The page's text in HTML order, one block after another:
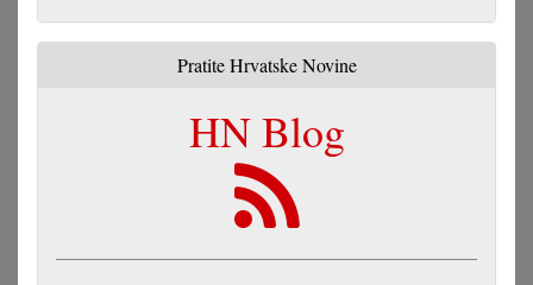
Pratite Hrvatske Novine
HN Blog